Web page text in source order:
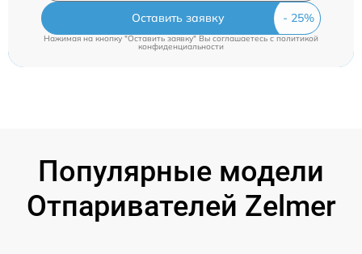
Оставить заявку
Нажимая на кнопку "Оставить заявку" Вы соглашаетесь c политикой
конфиденциальности
Популярные модели
Отпаривателей Zelmer